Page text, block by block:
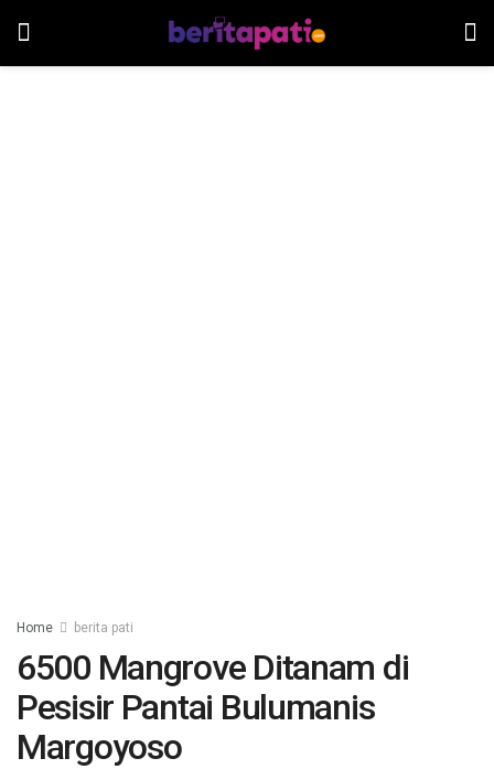
Home berita pati
6500 Mangrove Ditanam di
Pesisir Pantai Bulumanis
Margoyoso